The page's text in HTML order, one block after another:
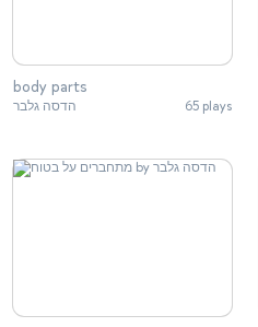
body parts
הדסה גלבר 65 plays